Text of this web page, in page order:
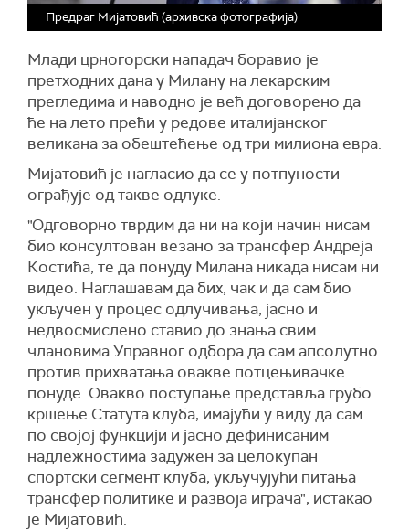
Предраг Мијатовић (архивска фотографија)
Млади црногорски нападач боравио је
претходних дана у Милану на лекарским
прегледима и наводно је већ договорено да
ће на лето прећи у редове италијанског
великана за обештећење од три милиона евра.
Мијатовић је нагласио да се у потпуности
ограђује од такве одлуке.
"Одговорно тврдим да ни на који начин нисам
био консултован везано за трансфер Андреја
Костића, те да понуду Милана никада нисам ни
видео. Наглашавам да бих, чак и да сам био
укључен у процес одлучивања, јасно и
недвосмислено ставио до знања свим
члановима Управног одбора да сам апсолутно
против прихватања овакве потцењивачке
понуде. Овакво поступање представља грубо
кршење Статута клуба, имајући у виду да сам
по својој функцији и јасно дефинисаним
надлежностима задужен за целокупан
спортски сегмент клуба, укључујући питања
трансфер политике и развоја играча", истакао
је Мијатовић.